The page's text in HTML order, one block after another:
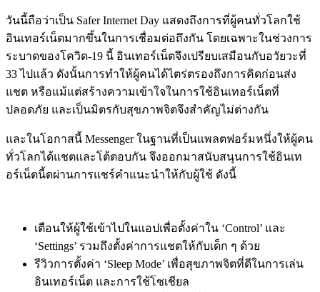
วันนี้ถือว่าเป็น Safer Internet Day แสดงถึงการที่ผู้คนทั่วโลกใช้
อินเทอร์เน็ตมากขึ้นในการเชื่อมต่อถึงกัน โดยเฉพาะในช่วงการ
ระบาดของโควิด-19 นี้ อินเทอร์เน็ตจึงเปรียบเสมือนกับอวัยวะที่
33 ไปแล้ว ดังนั้นการทำให้ผู้คนได้ไตร่ตรองถึงการคิดก่อนส่ง
แชต หรือแม้แต่สร้างความเข้าใจในการใช้อินเทอร์เน็ตที่
ปลอดภัย และเป็นมิตรกับสุขภาพจิตจึงสำคัญไม่ต่างกัน
และในโอกาสนี้ Messenger ในฐานที่เป็นแพลตฟอร์มหนึ่งให้ผู้คน
ทั่วโลกได้แชตและโต้ตอบกัน จึงออกมาสนับสนุนการใช้อินเท
อร์เน็ตนี้ดผ่านการแชร์คำแนะนำให้กับผู้ใช้ ดังนี้
เตือนให้ผู้ใช้เข้าไปในแอปเพื่อตั้งค่าใน ‘Control’ และ
‘Settings’ รวมถึงตั้งค่าการแชตให้กับเด็ก ๆ ด้วย
รีวิวการตั้งค่า ‘Sleep Mode’ เพื่อสุขภาพจิตที่ดีในการเล่น
อินเทอร์เน็ต และการใช้โซเชียล